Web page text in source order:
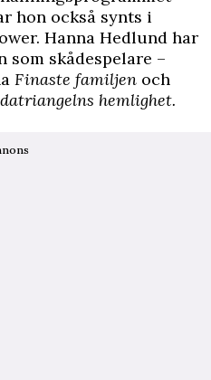
hon också synts i
Hanna Hedlund har
som skådespelare –
Finaste familjen och
hemlighet.